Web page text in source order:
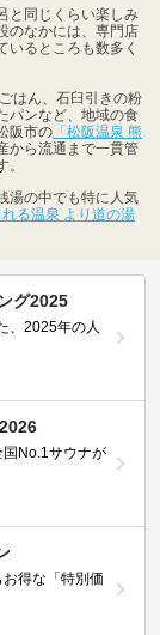
と同じくらい楽しみ
のなかには、専門店
いるところも数多く
はん、石臼引きの粉
パンなど、地域の食
阪市の 「松阪温泉 熊
から流通まで一貫管
湯の中でも特に人気
る温泉 より道の湯
グ2025
、2025年の人
No.1サウナが
得な「特別価